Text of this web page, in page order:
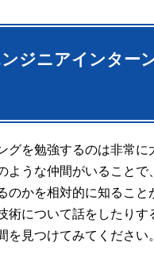
ジニアインター
グを勉強するのは非常
ような仲間がいること
のかを相対的に知ること
術について話をしたり
を見つけてみてくださ